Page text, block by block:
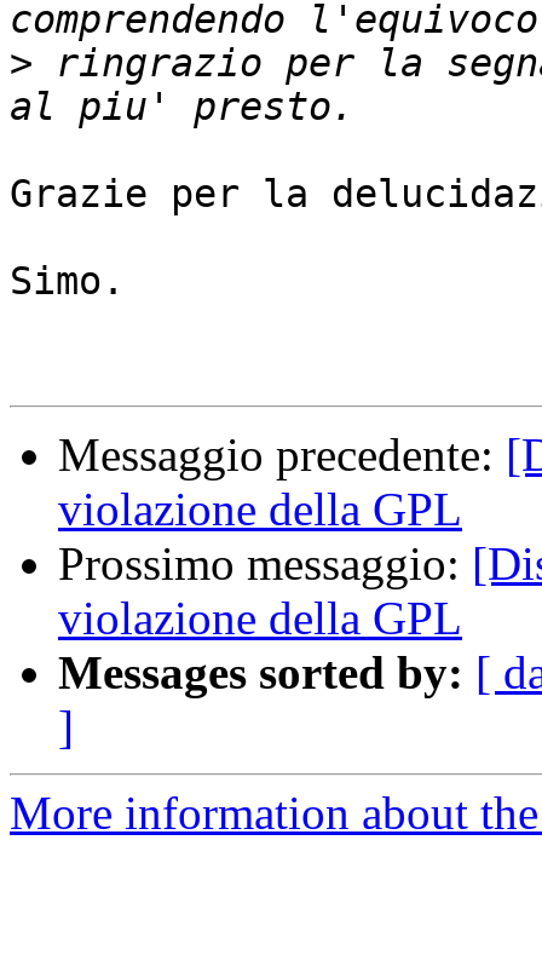
> ringrazio per la
Grazie per la
Simo.
Messaggio precedente:
violazione della GPL
Prossimo messaggio:
violazione della GPL
Messages sorted by: [
]
More information about